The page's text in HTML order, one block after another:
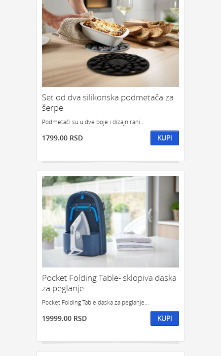
Set od dva silikonska podmetača za
šerpe
Podmetači su u dve boje i dizajnirani...
1799.00 RSD KUPI
Pocket Folding Table- sklopiva daska
za peglanje
Pocket Folding Table daska za peglanje...
19999.00 RSD KUPI